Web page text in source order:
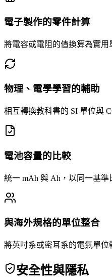
電子製作的零件計算
將電容或電阻的值換算為實用
物理、電學學習的輔助
相互轉換教科書的 SI 單位與
電池容量的比較
統一 mAh 與 Ah，以同一基
與海外規格的單位整合
將英吋系或密耳系的電氣單位
安全性與隱私